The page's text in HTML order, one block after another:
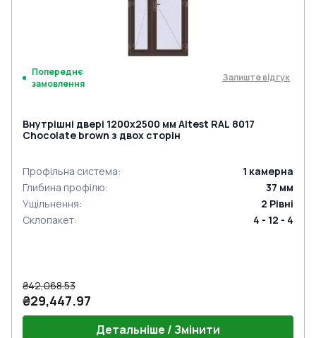
Попереднє
замовлення
Залиште відгук
Внутрішні двері 1200x2500 мм Altest RAL 8017
Chocolate brown з двох сторін
Профільна система: 1 камерна
Глибина профілю: 37 мм
Ущільнення: 2 Рівні
Склопакет: 4 - 12 - 4
₴42,068.53
₴29,447.97
Детальніше / Змінити